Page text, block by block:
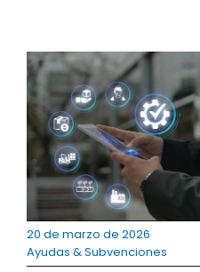
20 de marzo de 2026
Ayudas & Subvenciones